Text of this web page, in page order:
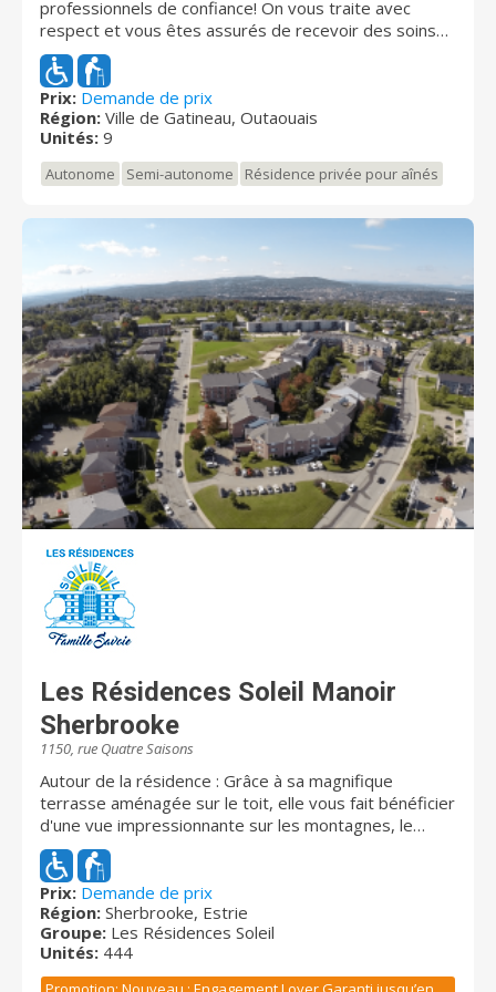
professionnels de confiance! On vous traite avec
respect et vous êtes assurés de recevoir des soins
personnalisés et de qualité, à un coût abordable. La
résidence compte 6 chambres simples, un salon, une
salle à manger, une cuisine, 2 toilettes et un balcon
pour profiter de l'été. Elle est située tout près du
centre-ville de Gatineau, dans un quartier sécuritaire
et très tranquille. Tous les services sont ainsi à votre
portée. Un petit paradis sur terre!
Prix: Demande de prix
Région: Ville de Gatineau, Outaouais
Unités: 9
Autonome Semi-autonome Résidence privée pour aînés
Les Résidences Soleil Manoir
Sherbrooke
1150, rue Quatre Saisons
Autour de la résidence : Grâce à sa magnifique
terrasse aménagée sur le toit, elle vous fait bénéficier
d'une vue impressionnante sur les montagnes, le
Sanctuaire Beauvoir, le Centre hospitalier universitaire,
ainsi que sur la majestueuse ville de Sherbrooke. Nos
résidents disposent d'une magnifique et gigantesque
cour extérieure agrémentée de sentiers, de
balançoires, de quelques pavillons de jardin ainsi que
plusieurs jeux de pétanque pour le plaisir de tout un
chacun. La résidence se trouve à quelques minutes de
Prix: Demande de prix
Région: Sherbrooke, Estrie
Groupe: Les Résidences Soleil
Unités: 444